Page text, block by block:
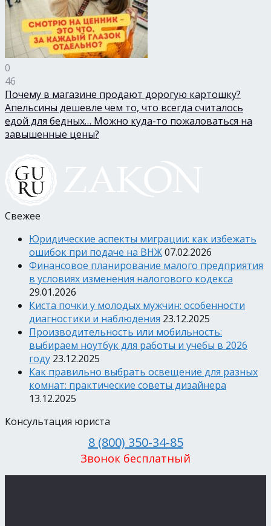
0
46
Почему в магазине продают дорогую картошку?
Апельсины дешевле чем то, что всегда считалось
едой для бедных… Можно куда-то пожаловаться на
завышенные цены?
Свежее
Юридические аспекты миграции: как избежать
ошибок при подаче на ВНЖ07.02.2026
Финансовое планирование малого предприятия
в условиях изменения налогового кодекса
29.01.2026
Киста почки у молодых мужчин: особенности
диагностики и наблюдения 23.12.2025
Производительность или мобильность:
выбираем ноутбук для работы и учебы в 2026
году 23.12.2025
Как правильно выбрать освещение для разных
комнат: практические советы дизайнера
13.12.2025
Консультация юриста
8 (800) 350-34-85
Звонок бесплатный